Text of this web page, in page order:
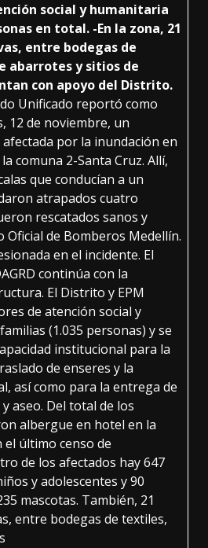
social y humanitaria
en total. -En la zona, 21
entre bodegas de
abarrotes y sitios de
con apoyo del Distrito.
Unificado reportó como
12 de noviembre, un
por la inundación en
comuna 2-Santa Cruz. Allí,
que conducían a un
atrapados cuatro
rescatados sanos y
Oficial de Bomberos Medellín.
en el incidente. El
continúa con la
El Distrito y EPM
de atención social y
(1.035 personas) y se
institucional para la
de enseres y la
así como para la entrega de
aseo. Del total de los
albergue en hotel en la
el último censo de
de los afectados hay 647
y adolescentes y 90
mascotas. También, 21
entre bodegas de textiles,